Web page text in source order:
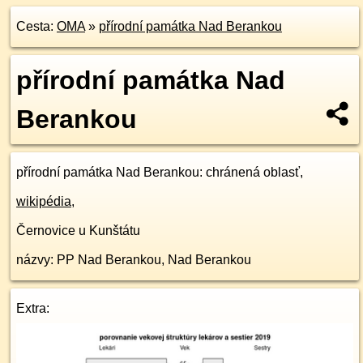
Cesta: OMA» přírodní památka Nad Berankou
přírodní památka Nad
Berankou
přírodní památka Nad Berankou: chránená oblasť,
wikipédia,
Černovice u Kunštátu
názvy: PP Nad Berankou, Nad Berankou
Extra: